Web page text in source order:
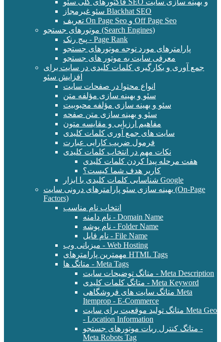
فاکتورهای کلی سئو SEO و بهینه سازی سایت
سئو غیرمجاز Blackhat SEO
تعریف On Page Seo و Off Page Seo
موتورهای جستجو (Search Engines)
پیج رنک - Page Rank
پارامترهای مورد توجه موتورهای جستجو
معرفی سایت به موتور های جستجو
جمع آوری و بکارگیری کلمات کلیدی در سایت برای
افزایش سئو
انواع محتوا در صفحات سایت
سئو و بهینه سازی مؤلفه متن
سئو و بهینه سازی مؤلفه محبوبیت
سئو و بهینه سازی متن صفحه
مفاهیم ارزیابی و مقایسه متون
سایت های جمع آوری کلمات کلیدی
فرمول ضریب کارایی عبارت
نکات مهم در انتخاب کلمات کلیدی
هفت مرحله پیدا کردن کلمات کلیدی
کاربر هدف شما کیست؟
شناسایی کلمات کلیدی با ابزار Google
بهینه سازی سئو پارامترهای درونی سایت (On-Page
Factors)
انتخاب نام مناسب
نام دامنه - Domain Name
نام پوشه - Folder Name
نام فایل - File Name
میزبانی وب - Web Hosting
مهمترین پارامترهای HTML Tags
متاتگ ها - Meta Tags
متاتگ توضیحات سایت - Meta Description
متاتگ کلمات کلیدی - Meta Keyword
متاتگ سایت های فروشگاهی Meta
Itemprop - E-Commerce
متاتگ تولید موقعیت برای سایت Meta Geo
- Location Information
متاتگ کنترل ربات موتورهای جستجو -
Meta Robots Tag